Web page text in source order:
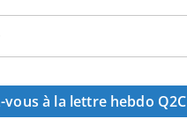
vous à la lettre hebdo Q2C